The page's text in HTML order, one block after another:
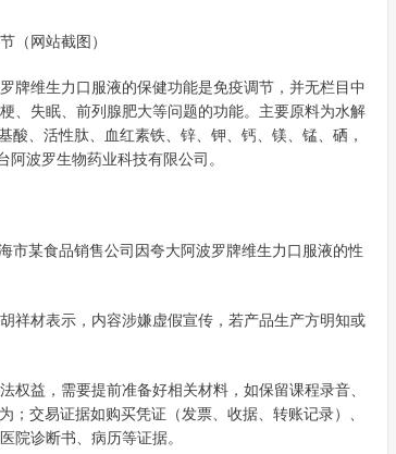
（网站截图）
维生力口服液的保健功能是免疫调节，并无栏目中
、失眠、前列腺肥大等问题的功能。主要原料为水解
、活性肽、血红素铁、锌、钾、钙、镁、锰、硒，
波罗生物药业科技有限公司。
某食品销售公司因夸大阿波罗牌维生力口服液的性
材表示，内容涉嫌虚假宣传，若产品生产方明知或
益，需要提前准备好相关材料，如保留课程录音、
交易证据如购买凭证（发票、收据、转账记录）、
院诊断书、病历等证据。